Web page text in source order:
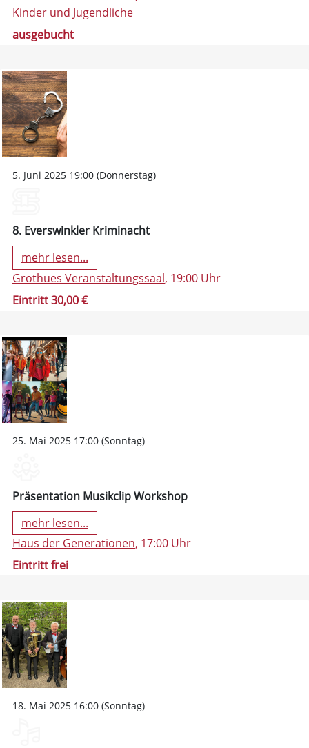
Kinder und Jugendliche
ausgebucht
5. Juni 2025 19:00 (Donnerstag)
8. Everswinkler Kriminacht
mehr lesen...
Grothues Veranstaltungssaal, 19:00 Uhr
Eintritt 30,00 €
25. Mai 2025 17:00 (Sonntag)
Präsentation Musikclip Workshop
mehr lesen...
Haus der Generationen, 17:00 Uhr
Eintritt frei
18. Mai 2025 16:00 (Sonntag)